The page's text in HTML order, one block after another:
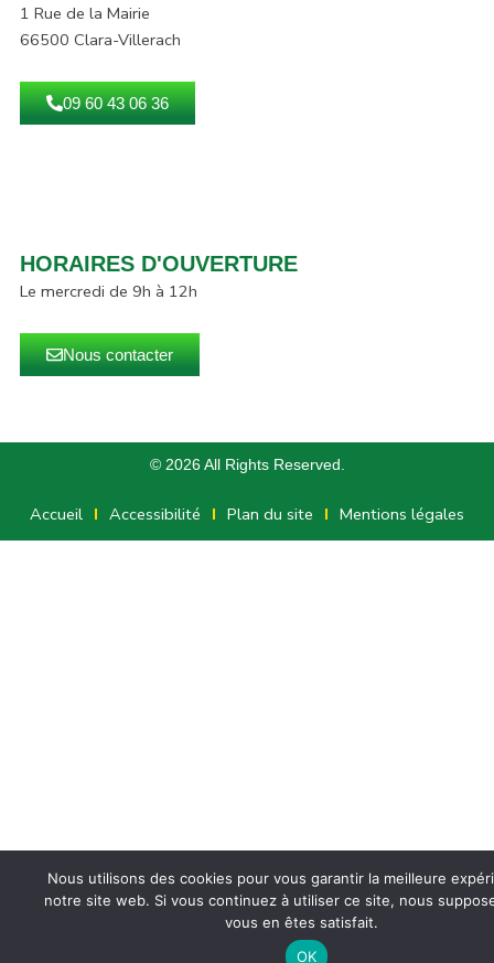
1 Rue de la Mairie
66500 Clara-Villerach
09 60 43 06 36
HORAIRES D'OUVERTURE
Le mercredi de 9h à 12h
Nous contacter
© 2026 All Rights Reserved.
Accueil Accessibilité Plan du site Mentions légales
Nous utilisons des cookies pour vous garantir la meilleure
notre site web. Si vous continuez à utiliser ce site, nous
vous en êtes satisfait.
OK